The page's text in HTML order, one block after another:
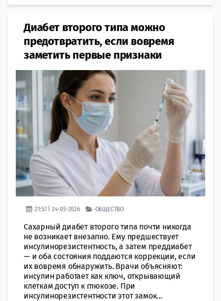
Диабет второго типа можно
предотвратить, если вовремя
заметить первые признаки
21:57 | 24-05-2026 ОБЩЕСТВО
Сахарный диабет второго типа почти никогда
не возникает внезапно. Ему предшествует
инсулинорезистентность, а затем преддиабет
— и оба состояния поддаются коррекции, если
их вовремя обнаружить. Врачи объясняют:
инсулин работает как ключ, открывающий
клеткам доступ к глюкозе. При
инсулинорезистентности этот замок...